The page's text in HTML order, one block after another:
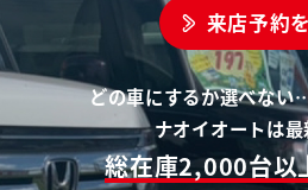
来店予約
どの車にするか選べない
ナオイオートは
総在庫2,000台以